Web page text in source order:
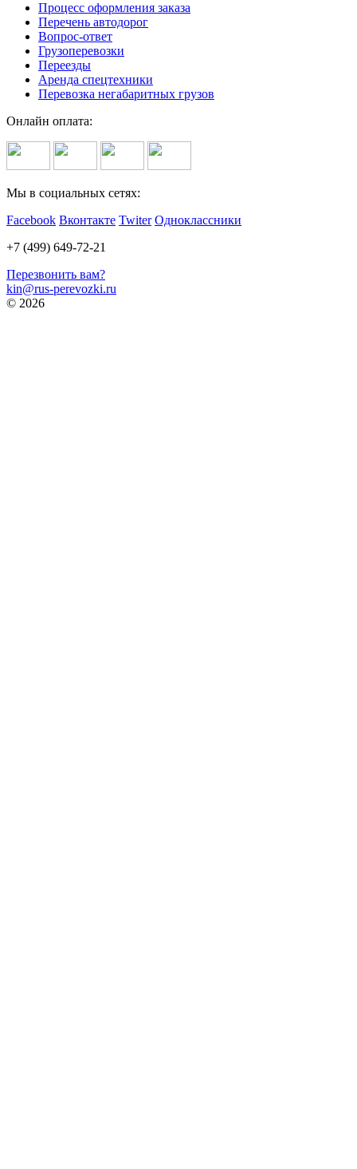
Процесс оформления заказа
Перечень автодорог
Вопрос-ответ
Грузоперевозки
Переезды
Аренда спецтехники
Перевозка негабаритных грузов
Онлайн оплата:
Мы в социальных сетях:
Facebook Вконтакте Twiter Одноклассники
+7 (499) 649-72-21
Перезвонить вам?
kin@rus-perevozki.ru
© 2026